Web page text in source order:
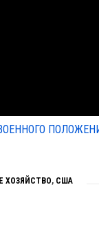
ХОЗЯЙСТВО, США